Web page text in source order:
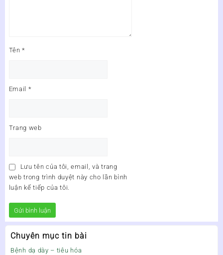
Chuyên mục tin bài
Bệnh dạ dày – tiêu hóa
Tên*
Email *
Trang web
Lưu tên của tôi, email, và trang
web trong trình duyệt này cho lần bình
luận kế tiếp của tôi.